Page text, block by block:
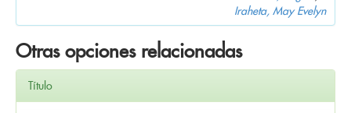
Iraheta, May Evelyn
Otras opciones relacionadas
Título